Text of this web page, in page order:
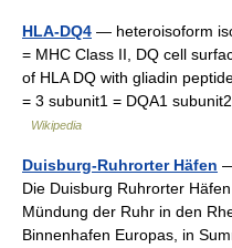
HLA-DQ4 — heteroisoform
= MHC Class II, DQ cell
of HLA DQ with gliadin
= 3 subunit1 = DQA1
Wikipedia
Duisburg-Ruhrorter Häfen
Die Duisburg Ruhrorter
Mündung der Ruhr in den
Binnenhafen Europas, in